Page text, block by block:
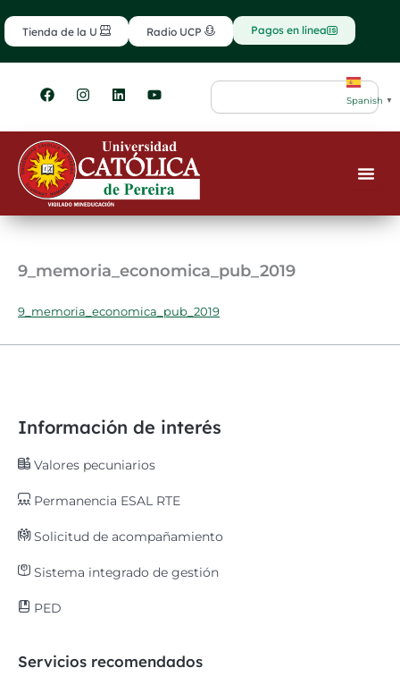
al
contenido
Tienda de la U Radio UCP Pagos en línea
F
a
e
b
o
o
k
I
n
t
g
r
m
L
i
k
e
d
i
n
Y
o
t
u
b
e
Search
Spanish ▼
9_memoria_economica_pub_2019
9_memoria_economica_pub_2019
Información de interés
Valores pecuniarios
Permanencia ESAL RTE
Solicitud de acompañamiento
Sistema integrado de gestión
PED
Servicios recomendados